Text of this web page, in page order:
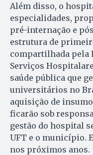
Além disso, o
especialidades,
pré-internação e
estrutura de
compartilhada pela
Serviços
saúde pública que
universitários no
aquisição de
ficarão sob
gestão do hospital
UFT e o município.
nos próximos anos.